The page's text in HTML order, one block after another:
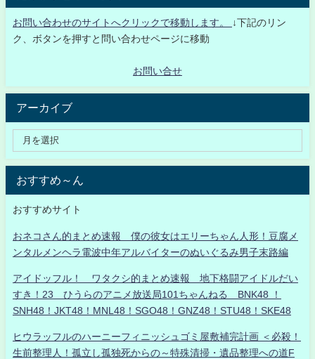
お問い合わせのサイトへクリックで移動します。
↓下記のリン
ク、ボタンを押すと問い合わせページに移動
お問い合せ
アーカイブ
おすすめ～ん
おすすめサイト
おネコさん的まとめ速報 僕の彼女はエリーちゃん人形！豆腐メ
ンタルメンヘラ電波中年アルバイターのぬいぐるみ男子末路編
アイドッフル！ ワタクシ的まとめ速報 地下格闘アイドルだい
すき！23 ひうらのアニメ放送局101ちゃんねる BNK48 ！
SNH48！JKT48！MNL48！SGO48！GNZ48！STU48！SKE48
ヒウラッフルのハーニーフィニッシュゴミ屋敷補完計画 ＜必殺！
生前整理人！孤立し孤独死からの～特殊清掃・遺品整理への道F